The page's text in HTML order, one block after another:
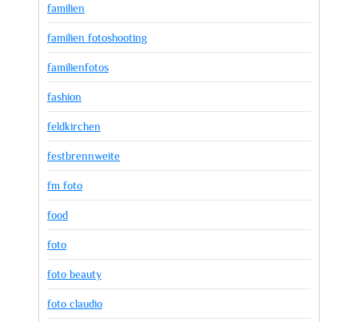
familien
familien fotoshooting
familienfotos
fashion
feldkirchen
festbrennweite
fm foto
food
foto
foto beauty
foto claudio